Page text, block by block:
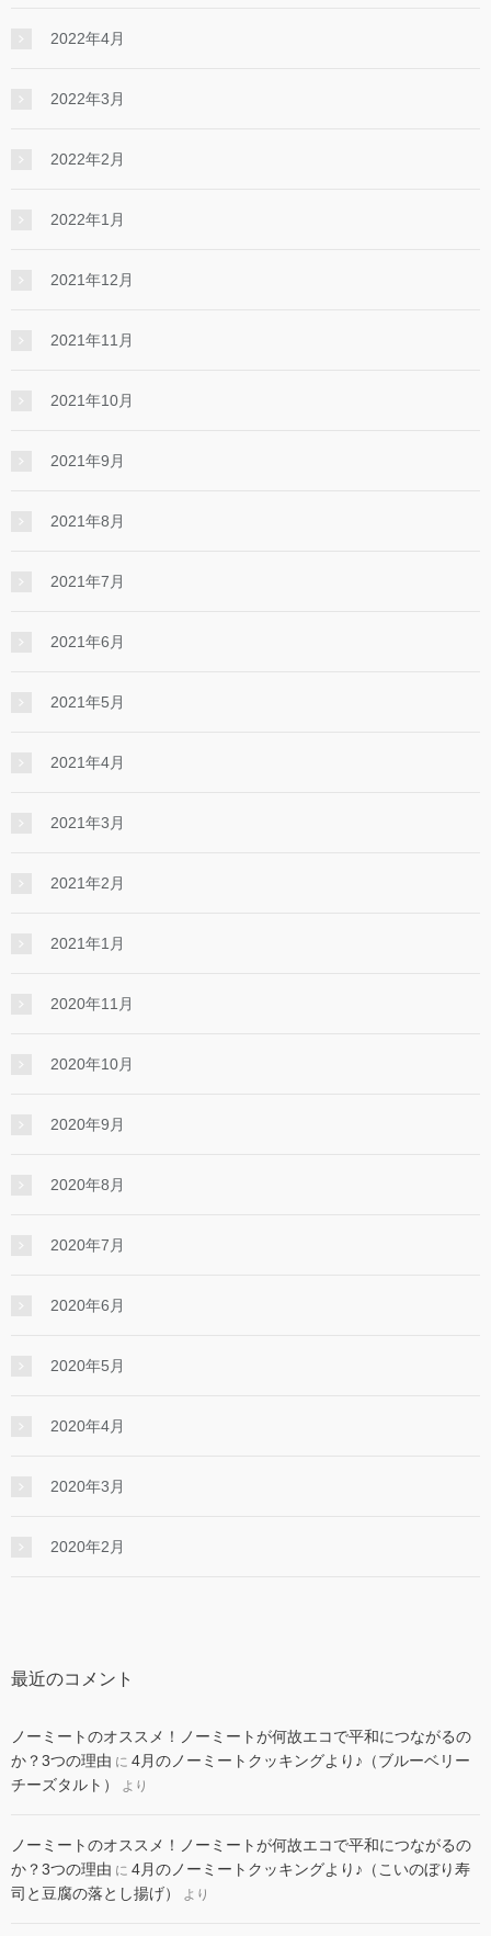
2022年4月
2022年3月
2022年2月
2022年1月
2021年12月
2021年11月
2021年10月
2021年9月
2021年8月
2021年7月
2021年6月
2021年5月
2021年4月
2021年3月
2021年2月
2021年1月
2020年11月
2020年10月
2020年9月
2020年8月
2020年7月
2020年6月
2020年5月
2020年4月
2020年3月
2020年2月
最近のコメント
ノーミートのオススメ！ノーミートが何故エコで平和につながるの
か？3つの理由 に 4月のノーミートクッキングより♪（ブルーベリー
チーズタルト）
より
ノーミートのオススメ！ノーミートが何故エコで平和につながるの
か？3つの理由 に 4月のノーミートクッキングより♪（こいのぼり寿
司と豆腐の落とし揚げ）
より